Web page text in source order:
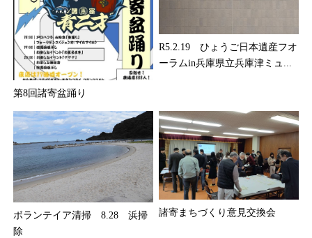
第8回諸寄盆踊り
R5.2.19 ひょうご日本遺産フオ
ーラムin兵庫県立兵庫津ミュ...
ボランテイア清掃 8.28 浜掃
除
諸寄まちづくり意見交換会